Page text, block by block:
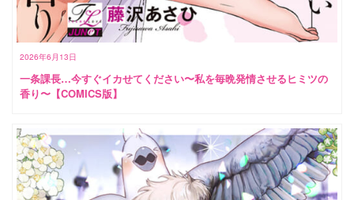
2026年6月13日
一条課長…今すぐイカせてください〜私を毎晩発情させるヒミツの
香り〜【COMICS版】